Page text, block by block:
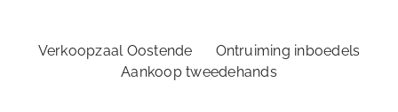
Verkoopzaal Oostende
Ontruiming inboedels
Aankoop tweedehands